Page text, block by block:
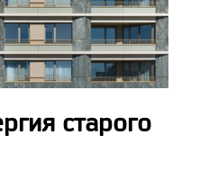
старого